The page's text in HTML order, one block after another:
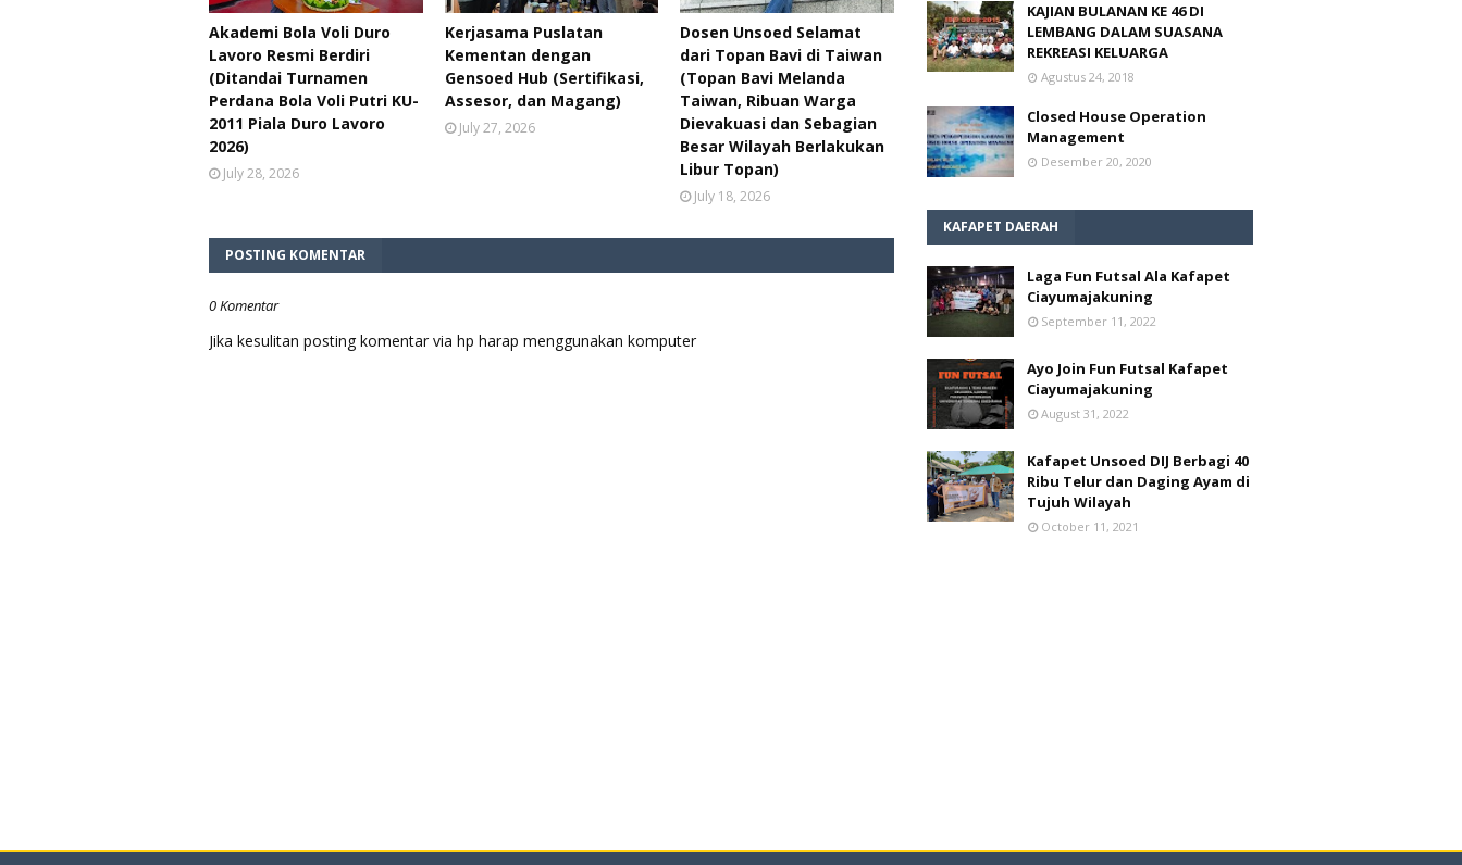
Akademi Bola Voli Duro
Lavoro Resmi Berdiri
(Ditandai Turnamen
Perdana Bola Voli Putri KU-
2011 Piala Duro Lavoro
2026)
July 28, 2026
Kerjasama Puslatan
Kementan dengan
Gensoed Hub (Sertifikasi,
Assesor, dan Magang)
July 27, 2026
Dosen Unsoed Selamat
dari Topan Bavi di Taiwan
(Topan Bavi Melanda
Taiwan, Ribuan Warga
Dievakuasi dan Sebagian
Besar Wilayah Berlakukan
Libur Topan)
July 18, 2026
POSTING KOMENTAR
0 Komentar
Jika kesulitan posting komentar via hp harap menggunakan komputer
KAJIAN BULANAN KE 46 DI
LEMBANG DALAM SUASANA
REKREASI KELUARGA
Agustus 24, 2018
Closed House Operation
Management
Desember 20, 2020
KAFAPET DAERAH
Laga Fun Futsal Ala Kafapet
Ciayumajakuning
September 11, 2022
Ayo Join Fun Futsal Kafapet
Ciayumajakuning
August 31, 2022
Kafapet Unsoed DIJ Berbagi 40
Ribu Telur dan Daging Ayam di
Tujuh Wilayah
October 11, 2021